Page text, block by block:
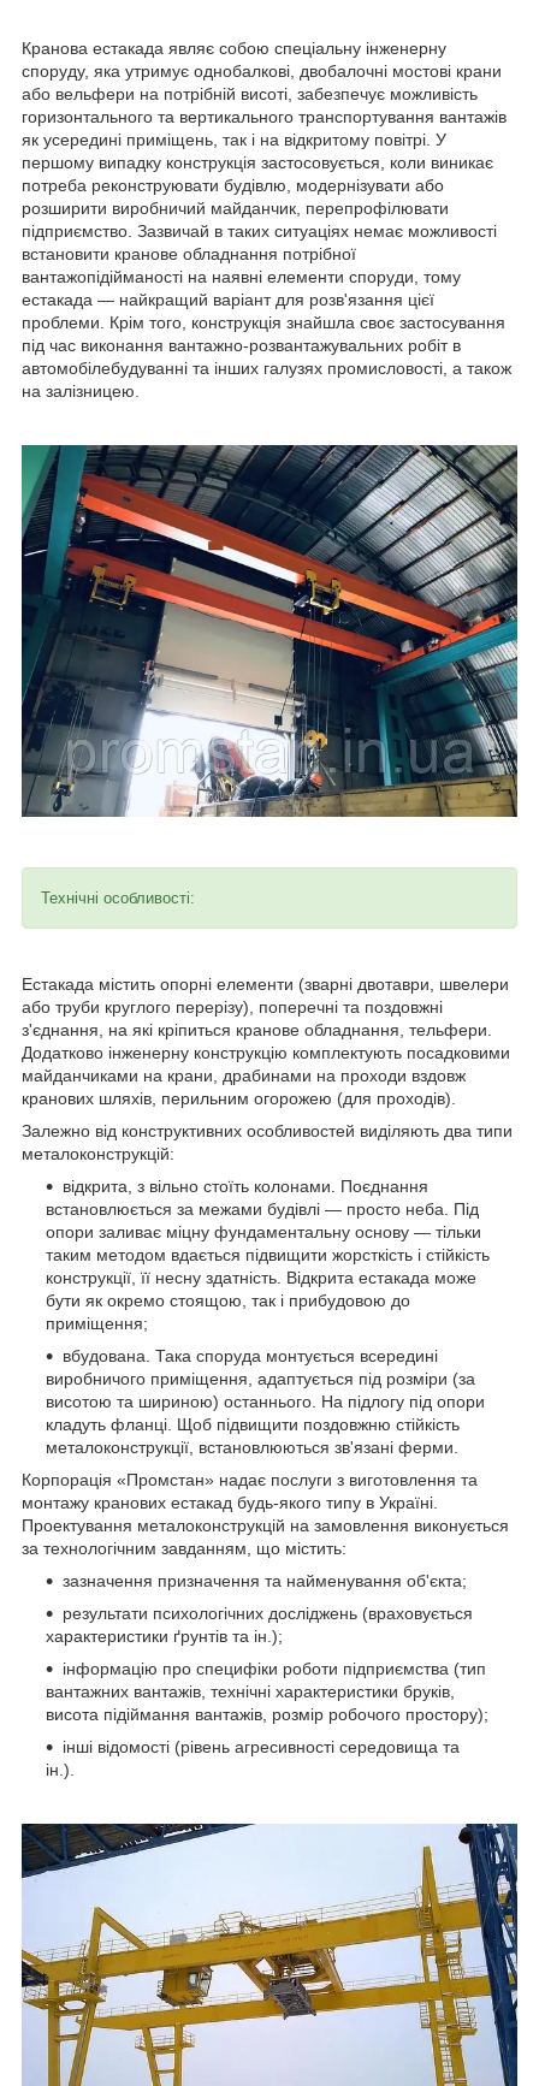
Кранова естакада являє собою спеціальну інженерну
споруду, яка утримує однобалкові, двобалочні мостові крани
або вельфери на потрібній висоті, забезпечує можливість
горизонтального та вертикального транспортування вантажів
як усередині приміщень, так і на відкритому повітрі. У
першому випадку конструкція застосовується, коли виникає
потреба реконструювати будівлю, модернізувати або
розширити виробничий майданчик, перепрофілювати
підприємство. Зазвичай в таких ситуаціях немає можливості
встановити кранове обладнання потрібної
вантажопідійманості на наявні елементи споруди, тому
естакада — найкращий варіант для розв'язання цієї
проблеми. Крім того, конструкція знайшла своє застосування
під час виконання вантажно-розвантажувальних робіт в
автомобілебудуванні та інших галузях промисловості, а також
на залізницею.
Технічні особливості:
Естакада містить опорні елементи (зварні двотаври, швелери
або труби круглого перерізу), поперечні та поздовжні
з'єднання, на які кріпиться кранове обладнання, тельфери.
Додатково інженерну конструкцію комплектують посадковими
майданчиками на крани, драбинами на проходи вздовж
кранових шляхів, перильним огорожею (для проходів).
Залежно від конструктивних особливостей виділяють два типи
металоконструкцій:
відкрита, з вільно стоїть колонами. Поєднання
встановлюється за межами будівлі — просто неба. Під
опори заливає міцну фундаментальну основу — тільки
таким методом вдається підвищити жорсткість і стійкість
конструкції, її несну здатність. Відкрита естакада може
бути як окремо стоящою, так і прибудовою до
приміщення;
вбудована. Така споруда монтується всередині
виробничого приміщення, адаптується під розміри (за
висотою та шириною) останнього. На підлогу під опори
кладуть фланці. Щоб підвищити поздовжню стійкість
металоконструкції, встановлюються зв'язані ферми.
Корпорація «Промстан» надає послуги з виготовлення та
монтажу кранових естакад будь-якого типу в Україні.
Проектування металоконструкцій на замовлення виконується
за технологічним завданням, що містить:
зазначення призначення та найменування об'єкта;
результати психологічних досліджень (враховується
характеристики ґрунтів та ін.);
інформацію про специфіки роботи підприємства (тип
вантажних вантажів, технічні характеристики бруків,
висота підіймання вантажів, розмір робочого простору);
інші відомості (рівень агресивності середовища та
ін.).